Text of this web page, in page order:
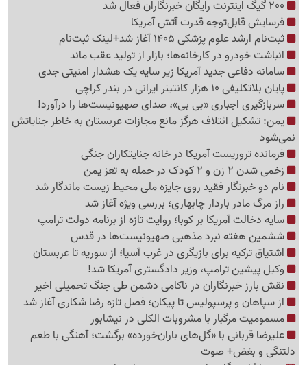
فرسایش قابل‌توجه قدرت آتش آمریکا
ثبت‌نام ارشد علوم پزشکی 1405 آغاز شد+لینک ثبت‌نام
انباشت خودرو در کارخانه‌ها؛ بازار از تولید عقب ماند
سامانه دفاعی جدید آمریکا زیر سایه یک هشدار امنیتی جدی
پایان بلاتکلیفی 10 هزار کانتینر ایرانی در بندر کراچی
سربازگیری اجباری «بی بی»، صدای صهیونیست‌ها را درآورد!
یمن: تشکیل ائتلاف هرگز مانع مجازات عربستان به خاطر جنایاتش
نمی‌شود
فرمانده تروریست آمریکا در خانه جنایتکاران جنگی
زخمی شدن 2 زن و 2 کودک در حمله به تعز یمن
نام دو خبرنگار فقید روی جایزه ملی محیط زیست ماندگار شد
راز مرگ مادر باردار چابهاری؛ بررسی ویژه آغاز شد
سایه دخالت آمریکا بر کوبا؛ روایت تازه از برنامه دولت ترامپ
ششمین هفته نبرد مذهبی صهیونیست‌ها در قدس
اشتیاق ترکیه برای بازیگری در غرب آسیا؛ از سوریه تا عربستان
وکیل پیشین ترامپ، وزیر دادگستری آمریکا شد!
نقش بارز خبرنگاران در ناکامی دشمن طی جنگ تحمیلی اخیر
از سپاهان و پرسپولیس تا پیکان؛ فصل تازه رضا شکاری آغاز شد
مسمومیت مرگبار با مشروبات الکلی در نیشابور
علیرضا قربانی با «گل‌های باران‌خورده» برگشت؛ آهنگی با طعم
دلتنگی و بغض+ صوت